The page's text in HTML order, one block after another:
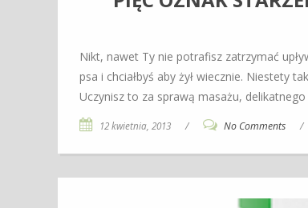
Nikt, nawet Ty nie potrafisz zatrzymać
psa i chciałbyś aby żył wiecznie. Niestety
Uczynisz to za sprawą masażu,
12 kwietnia, 2013 / No Comments /